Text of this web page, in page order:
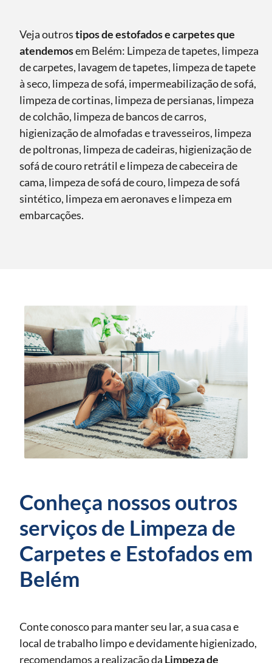
Veja outrostipos de estofados e carpetes que
atendemosem Belém: Limpeza de tapetes, limpeza
de carpetes, lavagem de tapetes, limpeza de tapete
à seco, limpeza de sofá, impermeabilização de sofá,
limpeza de cortinas, limpeza de persianas, limpeza
de colchão, limpeza de bancos de carros,
higienização de almofadas e travesseiros, limpeza
de poltronas, limpeza de cadeiras, higienização de
sofá de couro retrátil e limpeza de cabeceira de
cama, limpeza de sofá de couro, limpeza de sofá
sintético, limpeza em aeronaves e limpeza em
embarcações.
Conheça nossos outros
serviços de Limpeza de
Carpetes e Estofados em
Belém
Conte conosco para manter seu lar, a sua casa e
local de trabalho limpo e devidamente higienizado,
recomendamos a realização da Limpeza de